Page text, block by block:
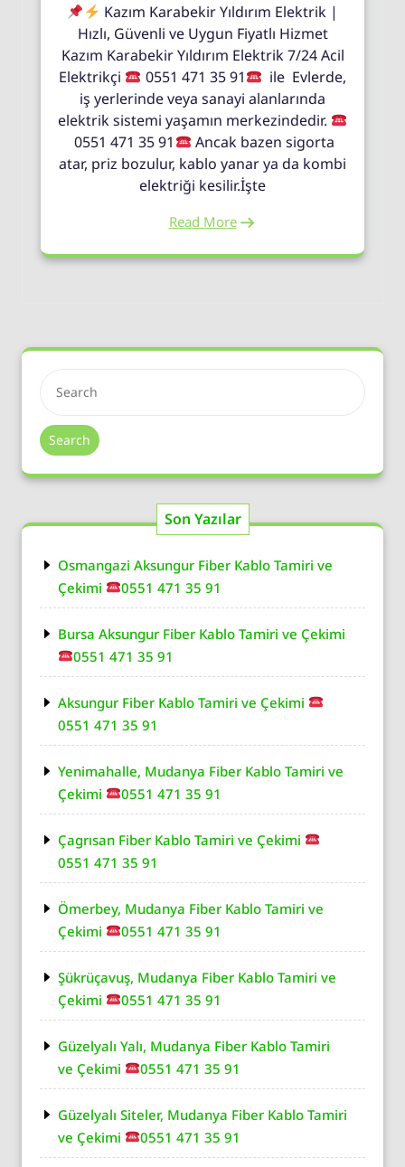
Kazım Karabekir Yıldırım Elektrik |
Hızlı, Güvenli ve Uygun Fiyatlı Hizmet
Kazım Karabekir Yıldırım Elektrik 7/24 Acil
Elektrikçi
0551 471 35 91
ile Evlerde,
iş yerlerinde veya sanayi alanlarında
elektrik sistemi yaşamın merkezindedir.
0551 471 35 91
Ancak bazen sigorta
atar, priz bozulur, kablo yanar ya da kombi
elektriği kesilir.İşte
Read More
Search
Son Yazılar
Osmangazi Aksungur Fiber Kablo Tamiri ve
Çekimi
0551 471 35 91
Bursa Aksungur Fiber Kablo Tamiri ve Çekimi
0551 471 35 91
Aksungur Fiber Kablo Tamiri ve Çekimi
0551 471 35 91
Yenimahalle, Mudanya Fiber Kablo Tamiri ve
Çekimi
0551 471 35 91
Çagrısan Fiber Kablo Tamiri ve Çekimi
0551 471 35 91
Ömerbey, Mudanya Fiber Kablo Tamiri ve
Çekimi
0551 471 35 91
Şükrüçavuş, Mudanya Fiber Kablo Tamiri ve
Çekimi
0551 471 35 91
Güzelyalı Yalı, Mudanya Fiber Kablo Tamiri
ve Çekimi
0551 471 35 91
Güzelyalı Siteler, Mudanya Fiber Kablo Tamiri
ve Çekimi
0551 471 35 91